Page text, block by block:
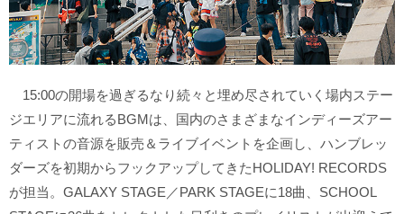
15:00の開場を過ぎるなり続々と埋め尽されていく場内ステー
ジエリアに流れるBGMは、国内のさまざまなインディーズアー
ティストの音源を販売＆ライブイベントを企画し、ハンブレッ
ダーズを初期からフックアップしてきたHOLIDAY! RECORDS
が担当。GALAXY STAGE／PARK STAGEに18曲、SCHOOL